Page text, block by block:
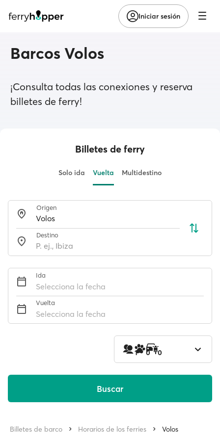
Iniciar sesión
Barcos Volos
¡Consulta todas las conexiones y reserva
billetes de ferry!
Billetes de ferry
Solo ida Vuelta Multidestino
Origen
Destino
Ida
Selecciona la fecha
Vuelta
Selecciona la fecha
1 0 0
Buscar
Billetes de barco Horarios de los ferries Volos